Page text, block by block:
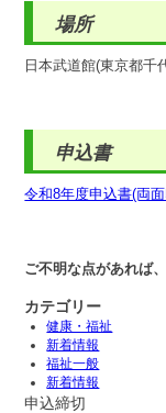
場所
日本武道館(東京都千
申込書
令和8年度申込書(両
ご不明な点があれば
カテゴリー
健康・福祉
新着情報
福祉一般
新着情報
申込締切